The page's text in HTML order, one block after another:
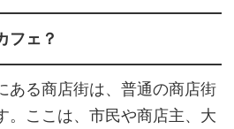
フェ？
ある商店街は、普通の商店街
。ここは、市民や商店主、大